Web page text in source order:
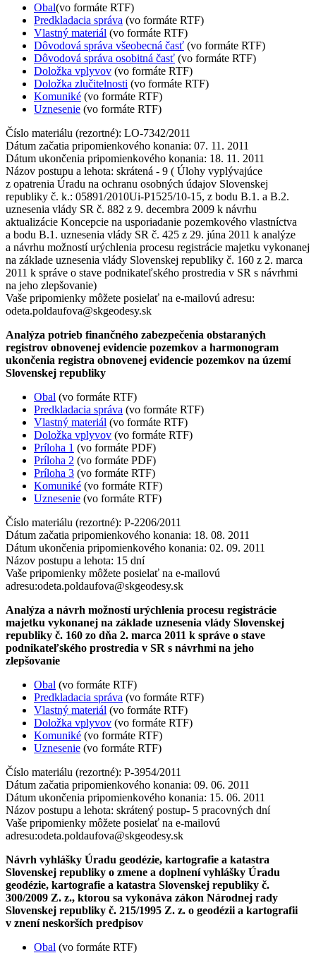
Obal(vo formáte RTF)
Predkladacia správa (vo formáte RTF)
Vlastný materiál (vo formáte RTF)
Dôvodová správa všeobecná časť (vo formáte RTF)
Dôvodová správa osobitná časť (vo formáte RTF)
Doložka vplyvov (vo formáte RTF)
Doložka zlučitelnosti (vo formáte RTF)
Komuniké (vo formáte RTF)
Uznesenie (vo formáte RTF)
Číslo materiálu (rezortné): LO-7342/2011
Dátum začatia pripomienkového konania: 07. 11. 2011
Dátum ukončenia pripomienkového konania: 18. 11. 2011
Názov postupu a lehota: skrátená - 9 ( Úlohy vyplývajúce
z opatrenia Úradu na ochranu osobných údajov Slovenskej
republiky č. k.: 05891/2010Ui-P1525/10-15, z bodu B.1. a B.2.
uznesenia vlády SR č. 882 z 9. decembra 2009 k návrhu
aktualizácie Koncepcie na usporiadanie pozemkového vlastníctva
a bodu B.1. uznesenia vlády SR č. 425 z 29. júna 2011 k analýze
a návrhu možností urýchlenia procesu registrácie majetku vykonanej
na základe uznesenia vlády Slovenskej republiky č. 160 z 2. marca
2011 k správe o stave podnikateľského prostredia v SR s návrhmi
na jeho zlepšovanie)
Vaše pripomienky môžete posielať na e-mailovú adresu:
odeta.poldaufova@skgeodesy.sk
Analýza potrieb finančného zabezpečenia obstaraných
registrov obnovenej evidencie pozemkov a harmonogram
ukončenia registra obnovenej evidencie pozemkov na území
Slovenskej republiky
Obal (vo formáte RTF)
Predkladacia správa (vo formáte RTF)
Vlastný materiál (vo formáte RTF)
Doložka vplyvov (vo formáte RTF)
Príloha 1 (vo formáte PDF)
Príloha 2 (vo formáte PDF)
Príloha 3 (vo formáte RTF)
Komuniké (vo formáte RTF)
Uznesenie (vo formáte RTF)
Číslo materiálu (rezortné): P-2206/2011
Dátum začatia pripomienkového konania: 18. 08. 2011
Dátum ukončenia pripomienkového konania: 02. 09. 2011
Názov postupu a lehota: 15 dní
Vaše pripomienky môžete posielať na e-mailovú
adresu:odeta.poldaufova@skgeodesy.sk
Analýza a návrh možností urýchlenia procesu registrácie
majetku vykonanej na základe uznesenia vlády Slovenskej
republiky č. 160 zo dňa 2. marca 2011 k správe o stave
podnikateľského prostredia v SR s návrhmi na jeho
zlepšovanie
Obal (vo formáte RTF)
Predkladacia správa (vo formáte RTF)
Vlastný materiál (vo formáte RTF)
Doložka vplyvov (vo formáte RTF)
Komuniké (vo formáte RTF)
Uznesenie (vo formáte RTF)
Číslo materiálu (rezortné): P-3954/2011
Dátum začatia pripomienkového konania: 09. 06. 2011
Dátum ukončenia pripomienkového konania: 15. 06. 2011
Názov postupu a lehota: skrátený postup- 5 pracovných dní
Vaše pripomienky môžete posielať na e-mailovú
adresu:odeta.poldaufova@skgeodesy.sk
Návrh vyhlášky Úradu geodézie, kartografie a katastra
Slovenskej republiky o zmene a doplnení vyhlášky Úradu
geodézie, kartografie a katastra Slovenskej republiky č.
300/2009 Z. z., ktorou sa vykonáva zákon Národnej rady
Slovenskej republiky č. 215/1995 Z. z. o geodézii a kartografii
v znení neskorších predpisov
Obal (vo formáte RTF)